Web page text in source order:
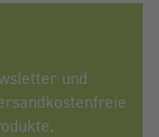
und